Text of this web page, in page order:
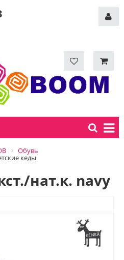
Обувь
кеды
нат.к. navy